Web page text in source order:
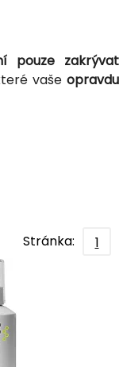
pouze zakrývat
vašeopravdu
Stránka:
1